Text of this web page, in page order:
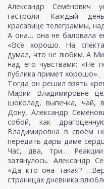
Александр Семёнович
гастроли. Каждый
красавице телеграммы,
А она… она не баловала
«Всё хорошо. На
думал, что не любим. А
над его чувствами: «Не
публика примет хорошо».
Тогда он решил взять
Марии Владимировне
шоколад, выпечка, чай,
Дону, Александр
собой, как
Владимировна в своём
передать дары даме
Час, два, три…
затянулось. Александр
«Да кто она такая?
страницах дневника